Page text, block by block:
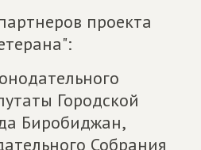
проекта
Городской
Биробиджан,
Собрания